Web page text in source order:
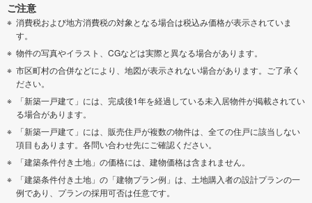
ご注意
消費税および地方消費税の対象となる場合は税込み価格が表示されていま
す。
物件の写真やイラスト、CGなどは実際と異なる場合があります。
市区町村の合併などにより、地図が表示されない場合があります。ご了承く
ださい。
「新築一戸建て」には、完成後1年を経過している未入居物件が掲載されてい
る場合があります。
「新築一戸建て」には、販売住戸が複数の物件は、全ての住戸に該当しない
項目もあります。各問い合わせ先にご確認ください。
「建築条件付き土地」の価格には、建物価格は含まれません。
「建築条件付き土地」の「建物プラン例」は、土地購入者の設計プランの一
例であり、プランの採用可否は任意です。